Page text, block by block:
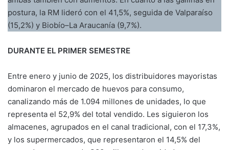
postura, la RM lideró con el 41,5%, seguida de Valparaíso
(15,2%) y Biobío–La Araucanía (9,7%).
DURANTE EL PRIMER SEMESTRE
Entre enero y junio de 2025, los distribuidores mayoristas
dominaron el mercado de huevos para consumo,
canalizando más de 1.094 millones de unidades, lo que
representa el 52,9% del total vendido. Les siguieron los
almacenes, agrupados en el canal tradicional, con el 17,3%,
y los supermercados, que representaron el 14,5% del